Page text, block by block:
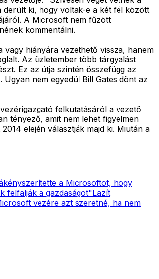
derült ki, hogy voltak-e a két fél között
A Microsoft nem fűzött
kommentálni.
hiányára vezethető vissza, hanem
Az üzletember több tárgyalást
Ez az útja szintén összefügg az
nem egyedül Bill Gates dönt az
felkutatásáról a vezető
tényező, amit nem lehet figyelmen
elején választják majd ki. Miután a
a Microsoftot, hogy
felfalják a gazdaságot"Lazít
vezére azt szeretné, ha nem